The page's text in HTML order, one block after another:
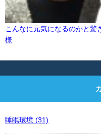
こんなに元気になるのかと驚
様
睡眠環境 (31)